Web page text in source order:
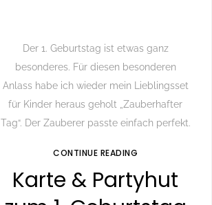
Karte & Partyhut
Der 1. Geburtstag ist etwas ganz
besonderes. Für diesen besonderen
Anlass habe ich wieder mein Lieblingsset
für Kinder heraus geholt „Zauberhafter
Tag“. Der Zauberer passte einfach perfekt.
CONTINUE READING